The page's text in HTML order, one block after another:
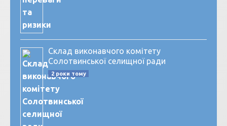
Склад виконавчого комітету
Солотвинської селищної ради
2 роки тому